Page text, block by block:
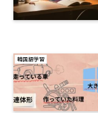
韓国語学習